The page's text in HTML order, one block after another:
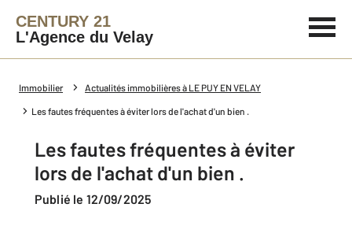
CENTURY 21
L'Agence du Velay
Immobilier Actualités immobilières à LE PUY EN VELAY
Les fautes fréquentes à éviter lors de l'achat d'un bien .
Les fautes fréquentes à éviter
lors de l'achat d'un bien .
Publié le 12/09/2025